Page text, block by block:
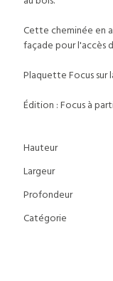
Cette cheminée en
façade pour l'accès
Plaquette Focus sur
Édition : Focus à
Hauteur
Largeur
Profondeur
Catégorie